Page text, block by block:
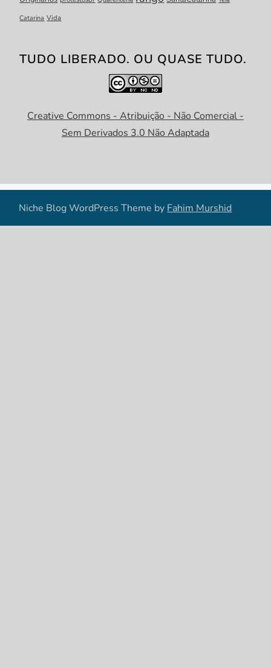
Catarina Vida
TUDO LIBERADO. OU QUASE TUDO.
Creative Commons - Atribuição - Não Comercial -
Sem Derivados 3.0 Não Adaptada
Niche Blog WordPress Theme by Fahim Murshid